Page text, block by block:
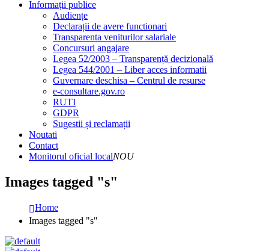
Informații publice
Audiențe
Declarații de avere functionari
Transparenta veniturilor salariale
Concursuri angajare
Legea 52/2003 – Transparență decizională
Legea 544/2001 – Liber acces informatii
Guvernare deschisa – Centrul de resurse
e-consultare.gov.ro
RUTI
GDPR
Sugestii și reclamații
Noutati
Contact
Monitorul oficial localNOU
Images tagged "s"
Home
Images tagged "s"